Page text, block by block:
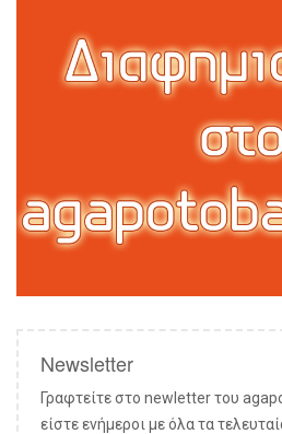
Newsletter
Γραφτείτε στο newletter του
είστε ενήμεροι με όλα τα